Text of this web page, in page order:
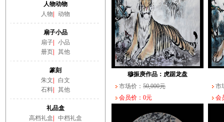
人物动物
人物
动物
扇子小品
扇子|
小品
册页| 其他
篆刻
朱文
白文
石料| 其他
礼品盒
高档礼盒
中档礼盒
穆振庚作品：虎踞龙盘
市场价： 50,000元
会员价：0元
市
会